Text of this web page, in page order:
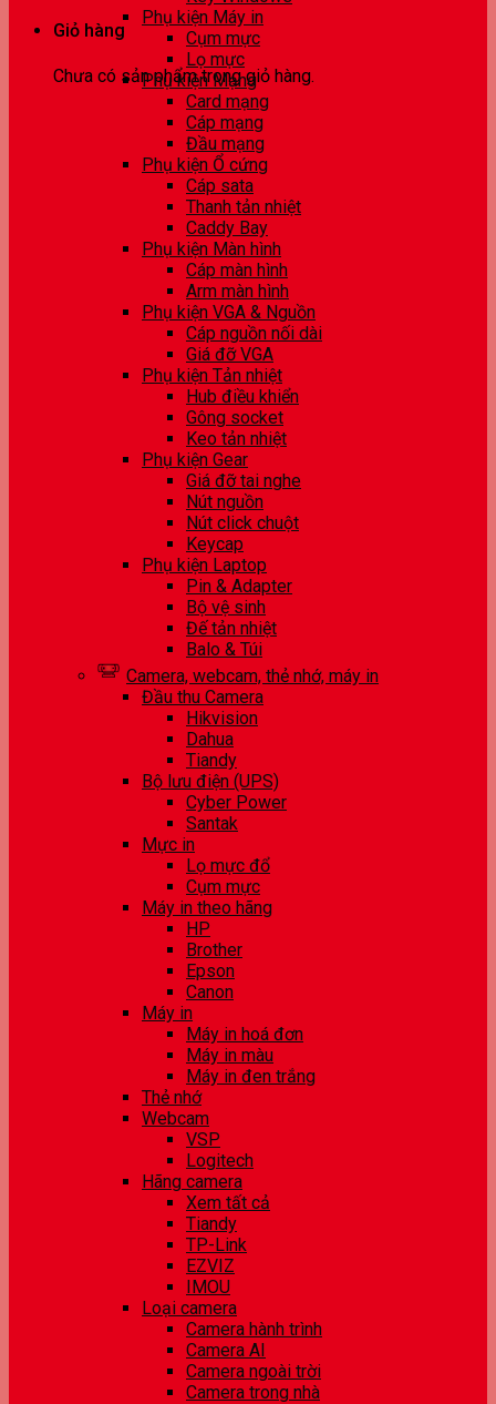
Giỏ hàng
Chưa có sản phẩm trong giỏ hàng.
Phụ kiện Máy in
Cụm mực
Lọ mực
Phụ kiện Mạng
Card mạng
Cáp mạng
Đầu mạng
Phụ kiện Ổ cứng
Cáp sata
Thanh tản nhiệt
Caddy Bay
Phụ kiện Màn hình
Cáp màn hình
Arm màn hình
Phụ kiện VGA & Nguồn
Cáp nguồn nối dài
Giá đỡ VGA
Phụ kiện Tản nhiệt
Hub điều khiển
Gông socket
Keo tản nhiệt
Phụ kiện Gear
Giá đỡ tai nghe
Nút nguồn
Nút click chuột
Keycap
Phụ kiện Laptop
Pin & Adapter
Bộ vệ sinh
Đế tản nhiệt
Balo & Túi
Camera, webcam, thẻ nhớ, máy in
Đầu thu Camera
Hikvision
Dahua
Tiandy
Bộ lưu điện (UPS)
Cyber Power
Santak
Mực in
Lọ mực đổ
Cụm mực
Máy in theo hãng
HP
Brother
Epson
Canon
Máy in
Máy in hoá đơn
Máy in màu
Máy in đen trắng
Thẻ nhớ
Webcam
VSP
Logitech
Hãng camera
Xem tất cả
Tiandy
TP-Link
EZVIZ
IMOU
Loại camera
Camera hành trình
Camera AI
Camera ngoài trời
Camera trong nhà